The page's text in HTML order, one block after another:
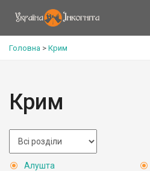
Головна > Крим
Крим
Алушта